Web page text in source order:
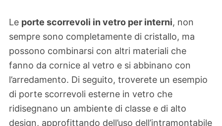
Le porte scorrevoli in vetro per interni, non
sempre sono completamente di cristallo, ma
possono combinarsi con altri materiali che
fanno da cornice al vetro e si abbinano con
l’arredamento. Di seguito, troverete un esempio
di porte scorrevoli esterne in vetro che
ridisegnano un ambiente di classe e di alto
design, approfittando dell’uso dell’intramontabile